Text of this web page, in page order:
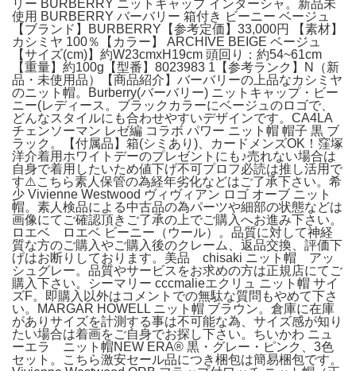
リー BURBERRY ニットキャップ インターシャ。新品未
使用 BURBERRY バーバリー 箱付き ビーニー ベージュ
【ブランド】BURBERRY【参考定価】33,000円 【素材】
カシミヤ 100％【カラー】 ARCHIVE BEIGE ベージュ
【サイズ(cm)】約W23cmxH19cm 頭回り：約54~61cm
【重量】約100g【型番】8023983 1【参考ランク】N（新
品・未使用品）【商品紹介】バーバリーの上品なカシミヤ
のニット帽。Burberry(バーバリー) ニットキャップ・ビー
ニー(レディース。ブラックカラーにベージュのロゴで、
どんなスタイルにも合わせやすいデザインです。CA4LA
チェンソーマン レゼ編 コラボ パワー ニット帽 帽子 黒 ブ
ラック。【付属品】箱(シミあり)、カードメンズOK！窪塚
洋介着用ホワイトデーのプレゼントにも♪売れない場合は
自身で着用したいため値下げ不可プロフ必読は推し活用で
す⚠️こちら素人保管の為経年劣化などはご了承下さい。希
少 Vivienne Westwood ヴィヴィアン ロゴ オーブ ニット
帽。素人検品による中古品の為パーツや細部の状態などは
画像にてご確認頂きご了承の上でご購入へお進み下さい。
ロエベ ロエベ ビーニー（ウール）。品質に対して神経
質な方のご購入やご購入後のクレーム、返品交換、評価下
げはお断りしております。美品 chisaki ニット帽 アッ
シュグレー。品質やサービスをお求めの方は正規店にてご
購入下さい。シーマリー cccmalieエクリュ ニット帽 サイ
ズF。即購入以外はコメントでの無駄な質問もやめて下さ
い。MARGAR HOWELL ニット帽 ブラウン。倉庫に在庫
がありサイズを計測する事は不可能な為、サイズ感が知り
たい場合は着画をご自身でお探し下さい。ちいかわ ニュ
ーエラ ニット帽NEW ERA® 黒・グレー・ピンク、3色
セット。こちら激安セール品につき梱包は簡易梱包です。